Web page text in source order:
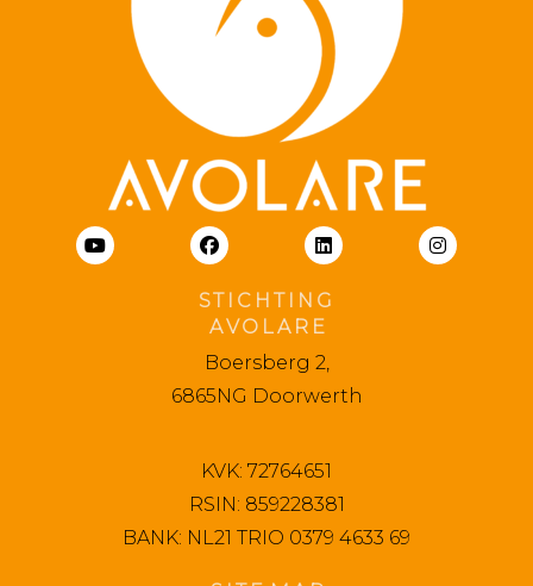
S T I C H T I N G
A V O L A R E
Boersberg 2,
6865NG Doorwerth
KVK: 72764651
RSIN: 859228381
BANK: NL21 TRIO 0379 4633 69